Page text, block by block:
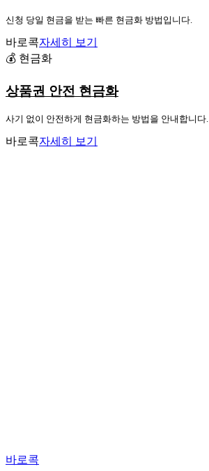
신청 당일 현금을 받는 빠른 현금화 방법입니다.
바로콕자세히 보기
💰 현금화
상품권 안전 현금화
사기 없이 안전하게 현금화하는 방법을 안내합니다.
바로콕자세히 보기
바로콕